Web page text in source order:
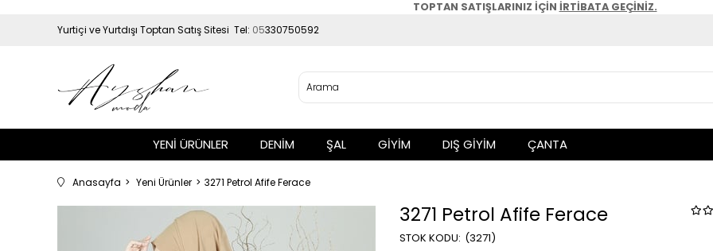
TOPTAN SATIŞLARINIZ İÇİN İRTİBATA GEÇİNİZ.
Yurtiçi ve Yurtdışı Toptan Satış Sitesi Tel: 05330750592
YENİ ÜRÜNLER DENİM ŞAL GİYİM DIŞ GİYİM ÇANTA
Anasayfa Yeni Ürünler 3271 Petrol Afife Ferace
3271 Petrol Afife Ferace
(3271)